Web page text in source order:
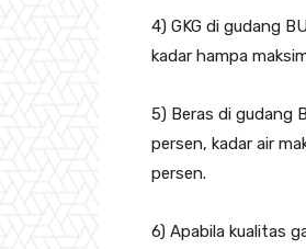
4) GKG di gudang
kadar hampa
5) Beras di gudang
persen, kadar air
persen.
6) Apabila kualitas